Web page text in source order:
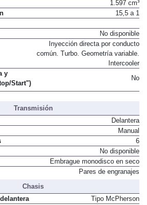
1.597 cm³
15,5 a 1
No disponible
Inyección directa por conducto
común. Turbo. Geometría variable.
Intercooler
y
Start")
No
Transmisión
Delantera
Manual
6
No disponible
Embrague monodisco en seco
Pares de engranajes
Chasis
Tipo McPherson